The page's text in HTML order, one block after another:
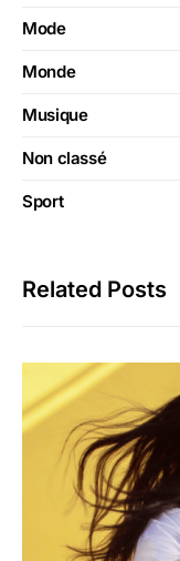
Mode
Monde
Musique
Non classé
Sport
Related Posts